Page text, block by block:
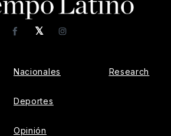
𝕏
FacebookInstagram
Nacionales
Deportes
Opinión
Research